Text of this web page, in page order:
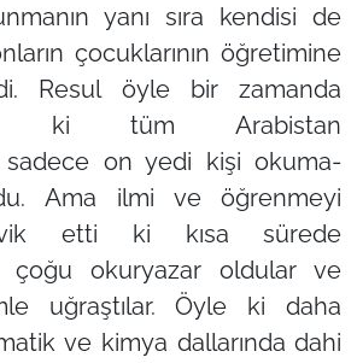
yanı sıra kendisi de
çocuklarının öğretimine
Resul öyle bir zamanda
ki tüm Arabistan
sadece on yedi kişi okuma-
Ama ilmi ve öğrenmeyi
etti ki kısa sürede
çoğu okuryazar oldular ve
uğraştılar. Öyle ki daha
ve kimya dallarında dahi